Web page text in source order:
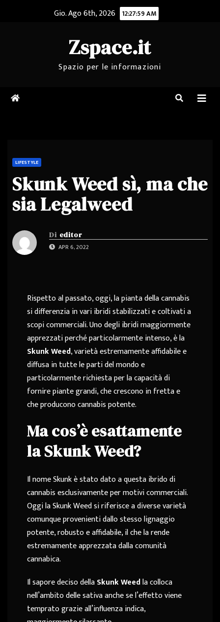
Gio. Ago 6th, 2026 12:27:59 AM
Zspace.it
Spazio per le informazioni
LIFESTYLE
Skunk Weed sì, ma che
sia Legalweed
Di editor
APR 6, 2022
Rispetto al passato, oggi, la pianta della cannabis
si differenzia in vari ibridi stabilizzati e coltivati a
scopi commerciali. Uno degli ibridi maggiormente
apprezzati perché particolarmente intenso, è la
Skunk Weed, varietà estremamente affidabile e
diffusa in tutte le parti del mondo e
particolarmente richiesta per la capacità di
fornire piante grandi, che crescono in fretta e
che producono cannabis potente.
Ma cos’è esattamente
la Skunk Weed?
Il nome Skunk è stato dato a questa ibrido di
cannabis esclusivamente per motivi commerciali.
Oggi la Skunk Weed si riferisce a diverse varietà
comunque provenienti dallo stesso lignaggio
potente, robusto e affidabile, il che la rende
estremamente apprezzata dalla comunità
cannabica.
Il sapore deciso dellaSkunk Weedla colloca
nell’ambito delle sativa anche se l’effetto viene
temprato grazie all’influenza indica,